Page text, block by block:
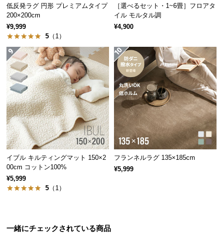
搬
入
経
路
に
つ
い
て
返
品・
キ
ャ
ン
セ
ル
に
低反発ラグ 円形 プレミアムタイプ
200×200cm
¥9,999
5 （1）
［選べるセット・1~6畳］フロアタ
イル モルタル調
¥4,900
イブル キルティングマット 150×2
00cm コットン100%
¥5,999
5 （1）
フランネルラグ 135×185cm
¥5,999
一緒にチェックされている商品